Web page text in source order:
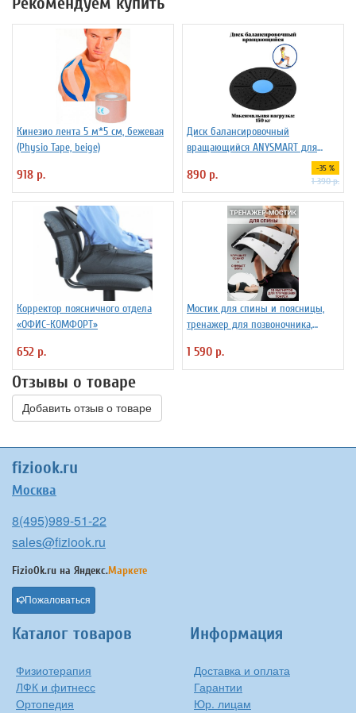
Кинезио лента 5 м*5 см, бежевая
(Physio Tape, beige)
918 р.
Диск балансировочный
вращающийся ANYSMART для
890 р. -35 %
1 390 р.
Корректор поясничного отдела
«ОФИС-КОМФОРТ»
652 р.
Мостик для спины и поясницы,
тренажер для позвоночника,
1 590 р.
Отзывы о товаре
Добавить отзыв о товаре
fiziook.ru
Москва
8(495)989-51-22
sales@fiziook.ru
FizioOk.ru на Яндекс.Маркете
Пожаловаться
Каталог товаров
Физиотерапия
ЛФК и фитнесс
Ортопедия
Информация
Доставка и оплата
Гарантии
Юр. лицам